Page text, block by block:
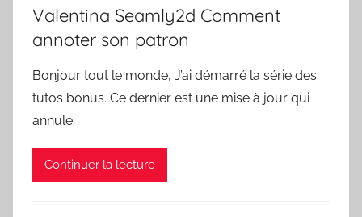
Valentina Seamly2d Comment
annoter son patron
Bonjour tout le monde, J’ai démarré la série des
tutos bonus. Ce dernier est une mise à jour qui
annule
Continuer la lecture